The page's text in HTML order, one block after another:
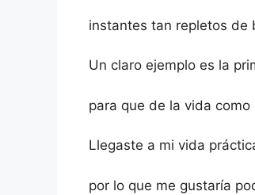
instantes tan repletos de
Un claro ejemplo es la
para que de la vida
Llegaste a mi vida
por lo que me gustaría